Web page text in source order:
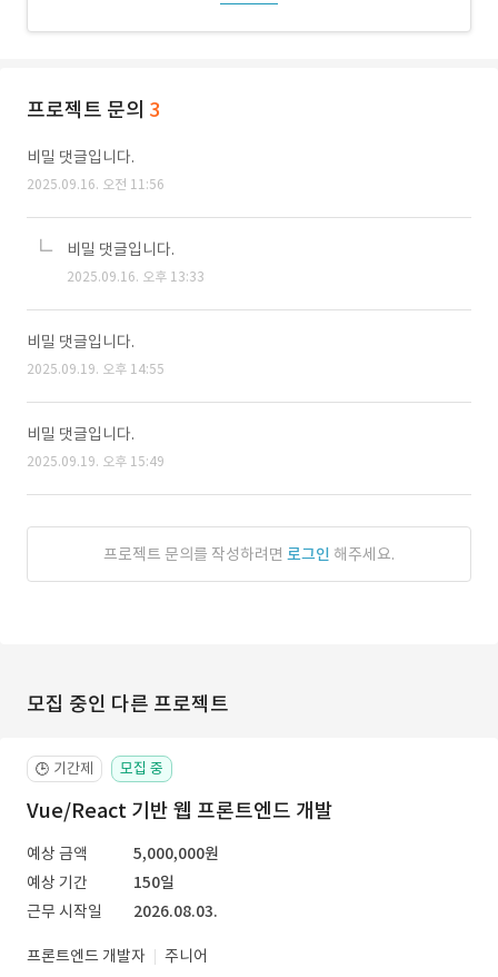
프로젝트 문의 3
비밀 댓글입니다.
2025.09.16. 오전 11:56
비밀 댓글입니다.
2025.09.16. 오후 13:33
비밀 댓글입니다.
2025.09.19. 오후 14:55
비밀 댓글입니다.
2025.09.19. 오후 15:49
프로젝트 문의를 작성하려면 로그인 해주세요.
모집 중인 다른 프로젝트
🕒 기간제 모집 중
Vue/React 기반 웹 프론트엔드 개발
예상 금액
5,000,000원
예상 기간
150일
근무 시작일
2026.08.03.
프론트엔드 개발자 주니어